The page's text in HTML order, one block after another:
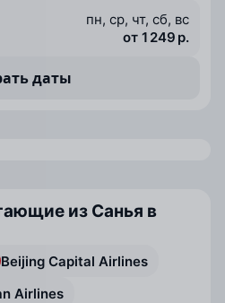
пн, ср, чт, сб, вс
от 1 249 р.
даты
из Санья в
Beijing Capital Airlines
Airlines